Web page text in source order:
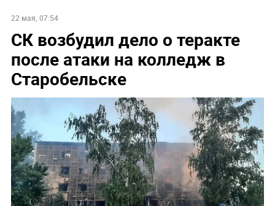
22 мая, 07:54
СК возбудил дело о теракте
после атаки на колледж в
Старобельске